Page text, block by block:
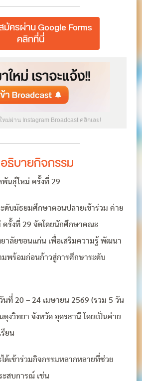
ครผ่าน Google Forms
คลิกที่นี่
ม่ผ่าน Instagram Broadcast คลิกเลย!
ธิบายกิจกรรม
พันธุ์ใหม่ ครั้งที่ 29
ดับมัธยมศึกษาตอนปลายเข้าร่วม ค่าย
ครั้งที่ 29 จัดโดยนักศึกษาคณะ
าลัยขอนแก่น เพื่อเสริมความรู้ พัฒนา
มพร้อมก่อนก้าวสู่การศึกษาระดับ
นที่ 20 – 24 เมษายน 2569 (รวม 5 วัน
ดุงวิทยา จังหวัด อุดรธานี โดยเป็นค่าย
รียน
ด้เข้าร่วมกิจกรรมหลากหลายที่ช่วย
ะสบการณ์ เช่น